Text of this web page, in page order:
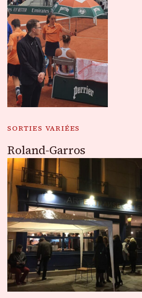
SORTIES VARIÉES
Roland-Garros